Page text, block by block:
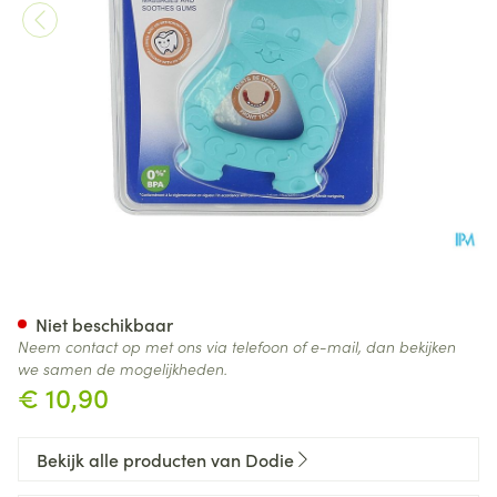
€ 10,90
Niet beschikbaar
Neem contact op met ons via telefoon of e-mail, dan bekijken
we samen de mogelijkheden.
Bekijk alle producten van Dodie